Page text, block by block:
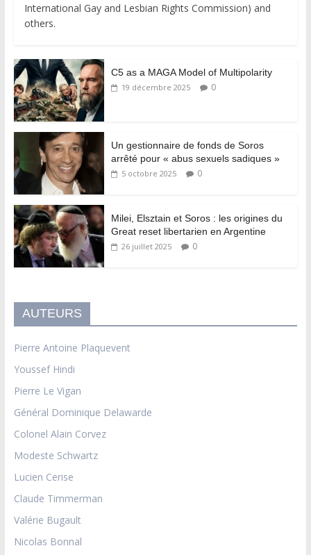
International Gay and Lesbian Rights Commission) and
others.
C5 as a MAGA Model of Multipolarity
19 décembre 2025 0
Un gestionnaire de fonds de Soros
arrêté pour « abus sexuels sadiques »
5 octobre 2025 0
Milei, Elsztain et Soros : les origines du
Great reset libertarien en Argentine
26 juillet 2025 0
AUTEURS
Pierre Antoine Plaquevent
Youssef Hindi
Pierre Le Vigan
Général Dominique Delawarde
Colonel Alain Corvez
Modeste Schwartz
Lucien Cerise
Claude Timmerman
Valérie Bugault
Nicolas Bonnal